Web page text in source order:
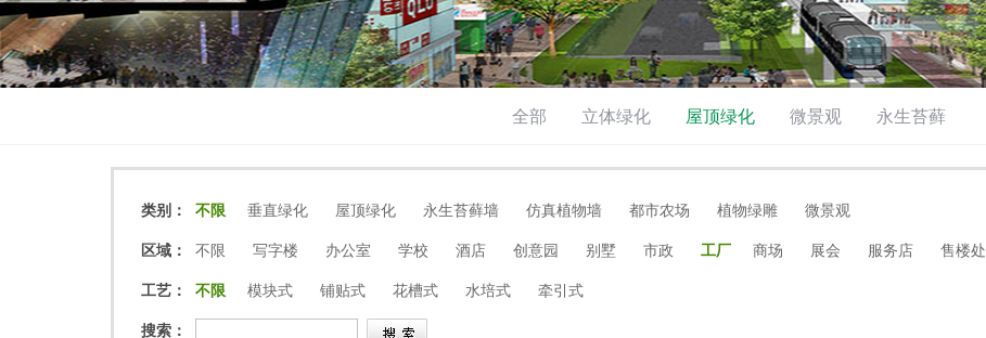
全部 立体绿化 屋顶绿化 微景观 永生苔藓
类别： 不限 垂直绿化 屋顶绿化 永生苔藓墙 仿真植物墙 都市农场 植物绿雕
微景观
区域：
不限 写字楼 办公室 学校 酒店 创意园 别墅 市政 工厂 商场 展会 服务店 售楼处
工艺：
不限 模块式 铺贴式 花槽式 水培式
牵引式
搜索：